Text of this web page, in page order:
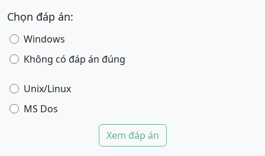
Chọn đáp án:
Windows
Không có đáp án đúng
Unix/Linux
MS Dos
Xem đáp án